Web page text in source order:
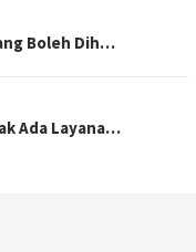
Boleh Dih…
Ada Layana…